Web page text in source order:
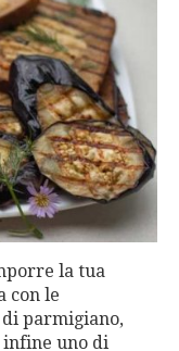
la tua
con le
di parmigiano,
infine uno di